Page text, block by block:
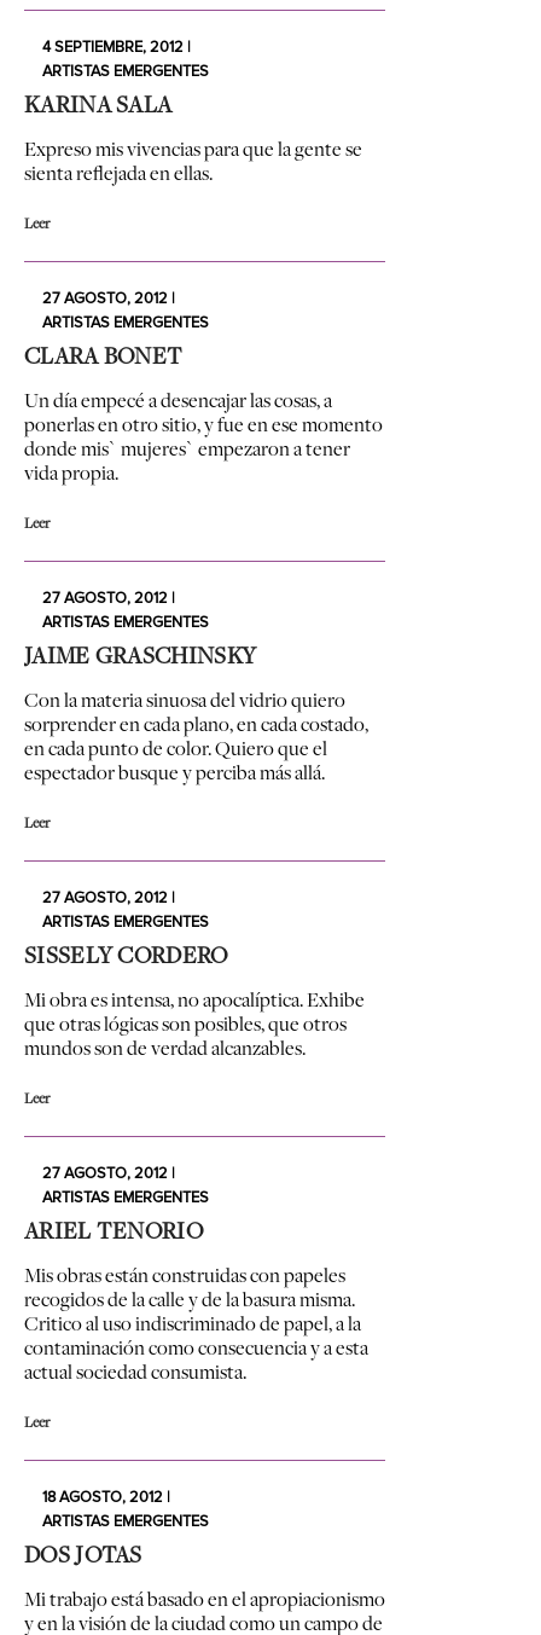
4 SEPTIEMBRE, 2012 |
ARTISTAS EMERGENTES
KARINA SALA
Expreso mis vivencias para que la gente se
sienta reflejada en ellas.
Leer
27 AGOSTO, 2012 |
ARTISTAS EMERGENTES
CLARA BONET
Un día empecé a desencajar las cosas, a
ponerlas en otro sitio, y fue en ese momento
donde mis` mujeres` empezaron a tener
vida propia.
Leer
27 AGOSTO, 2012 |
ARTISTAS EMERGENTES
JAIME GRASCHINSKY
Con la materia sinuosa del vidrio quiero
sorprender en cada plano, en cada costado,
en cada punto de color. Quiero que el
espectador busque y perciba más allá.
Leer
27 AGOSTO, 2012 |
ARTISTAS EMERGENTES
SISSELY CORDERO
Mi obra es intensa, no apocalíptica. Exhibe
que otras lógicas son posibles, que otros
mundos son de verdad alcanzables.
Leer
27 AGOSTO, 2012 |
ARTISTAS EMERGENTES
ARIEL TENORIO
Mis obras están construidas con papeles
recogidos de la calle y de la basura misma.
Critico al uso indiscriminado de papel, a la
contaminación como consecuencia y a esta
actual sociedad consumista.
Leer
18 AGOSTO, 2012 |
ARTISTAS EMERGENTES
DOS JOTAS
Mi trabajo está basado en el apropiacionismo
y en la visión de la ciudad como un campo de